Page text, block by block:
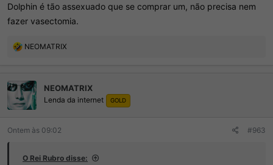
Dolphin é tão assexuado que se comprar um, não precisa nem
fazer vasectomia.
R
õ
e
s
NEOMATRIX
NEOMATRIX
Lenda da internet GOLD
Ontem às 09:02 #963
O Rei Rubro disse: